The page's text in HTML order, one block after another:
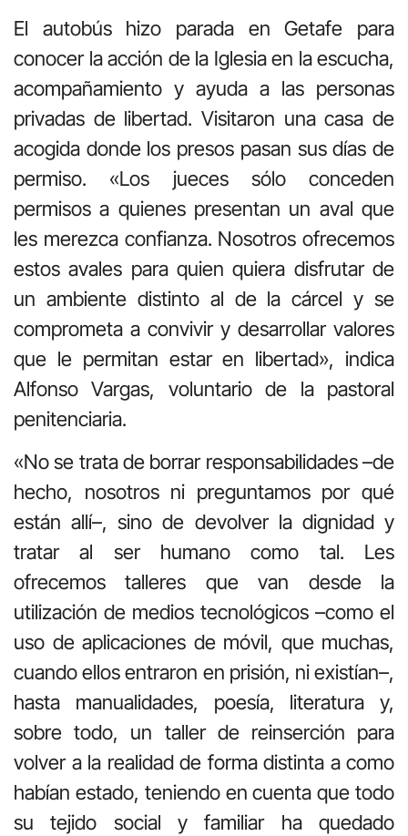
El autobús hizo parada en Getafe para
conocer la acción de la Iglesia en la escucha,
acompañamiento y ayuda a las personas
privadas de libertad. Visitaron una casa de
acogida donde los presos pasan sus días de
permiso. «Los jueces sólo conceden
permisos a quienes presentan un aval que
les merezca confianza. Nosotros ofrecemos
estos avales para quien quiera disfrutar de
un ambiente distinto al de la cárcel y se
comprometa a convivir y desarrollar valores
que le permitan estar en libertad», indica
Alfonso Vargas, voluntario de la pastoral
penitenciaria.
«No se trata de borrar responsabilidades –de
hecho, nosotros ni preguntamos por qué
están allí–, sino de devolver la dignidad y
tratar al ser humano como tal. Les
ofrecemos talleres que van desde la
utilización de medios tecnológicos –como el
uso de aplicaciones de móvil, que muchas,
cuando ellos entraron en prisión, ni existían–,
hasta manualidades, poesía, literatura y,
sobre todo, un taller de reinserción para
volver a la realidad de forma distinta a como
habían estado, teniendo en cuenta que todo
su tejido social y familiar ha quedado